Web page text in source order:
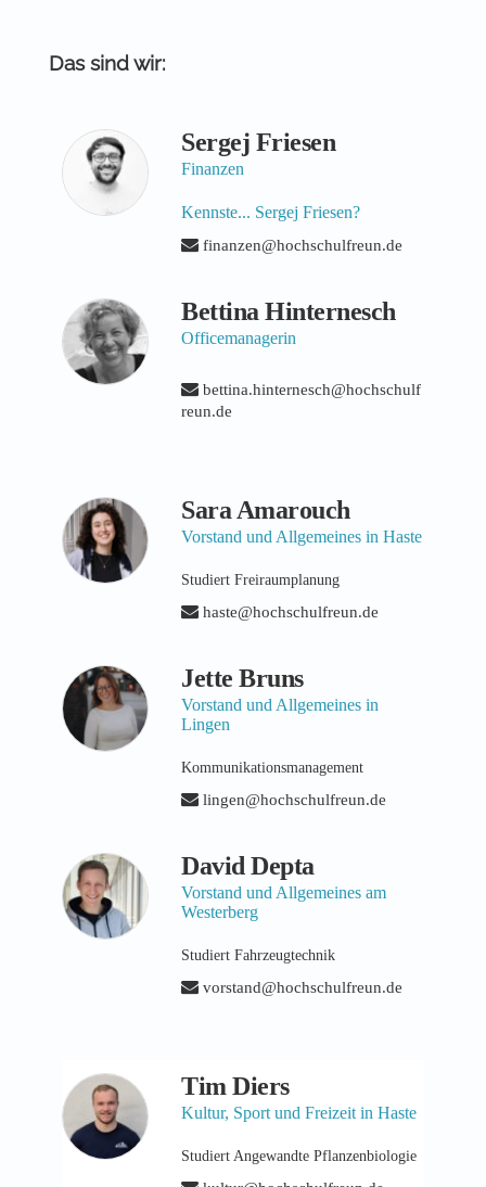
Das sind wir:
Sergej Friesen
Finanzen
Kennste... Sergej Friesen?
finanzen@hochschulfreun.de
Bettina Hinternesch
Officemanagerin
bettina.hinternesch@hochschulf
reun.de
Sara Amarouch
Vorstand und Allgemeines in Haste
Studiert Freiraumplanung
haste@hochschulfreun.de
Jette Bruns
Vorstand und Allgemeines in
Lingen
Kommunikationsmanagement
lingen@hochschulfreun.de
David Depta
Vorstand und Allgemeines am
Westerberg
Studiert Fahrzeugtechnik
vorstand@hochschulfreun.de
Tim Diers
Kultur, Sport und Freizeit in Haste
Studiert Angewandte Pflanzenbiologie